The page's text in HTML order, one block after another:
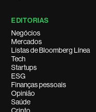
EDITORIAS
Negócios
Mercados
Listas de Bloomberg Línea
Tech
Startups
ESG
Finanças pessoais
Opinião
Saúde